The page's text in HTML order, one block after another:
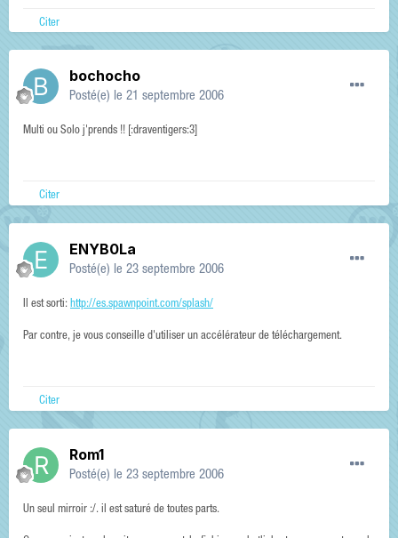
Citer
bochocho
Posté(e) le 21 septembre 2006
Multi ou Solo j'prends !! [:draventigers:3]
Citer
ENYB0La
Posté(e) le 23 septembre 2006
Il est sorti: http://es.spawnpoint.com/splash/
Par contre, je vous conseille d'utiliser un accélérateur de téléchargement.
Citer
Rom1
Posté(e) le 23 septembre 2006
Un seul mirroir :/. il est saturé de toutes parts.